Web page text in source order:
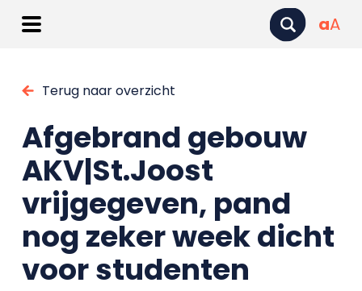
aA
Terug naar overzicht
Afgebrand gebouw
AKV|St.Joost
vrijgegeven, pand
nog zeker week dicht
voor studenten